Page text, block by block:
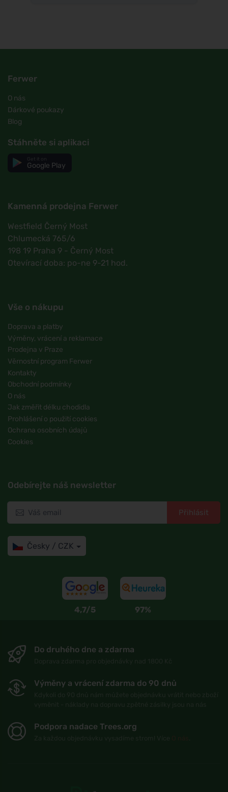
Ferwer
O nás
Dárkové poukazy
Blog
Stáhněte si aplikaci
Google Play
Kamenná prodejna Ferwer
Westfield Černý Most
Chlumecká 765/6
198 19 Praha 9 - Černý Most
Otevírací doba: po-ne 9-21 hod.
Vše o nákupu
Doprava a platby
Výměny, vrácení a reklamace
Prodejna v Praze
Věrnostní program Ferwer
Kontakty
Obchodní podmínky
O nás
Jak změřit délku chodidla
Prohlášení o použití cookies
Ochrana osobních údajů
Cookies
Odebírejte náš newsletter
Přihlásit
Česky / CZK
4,7/5 97%
Do druhého dne a zdarma
Výměny a vrácení zdarma do 90 dnů
Podpora nadace Trees.org